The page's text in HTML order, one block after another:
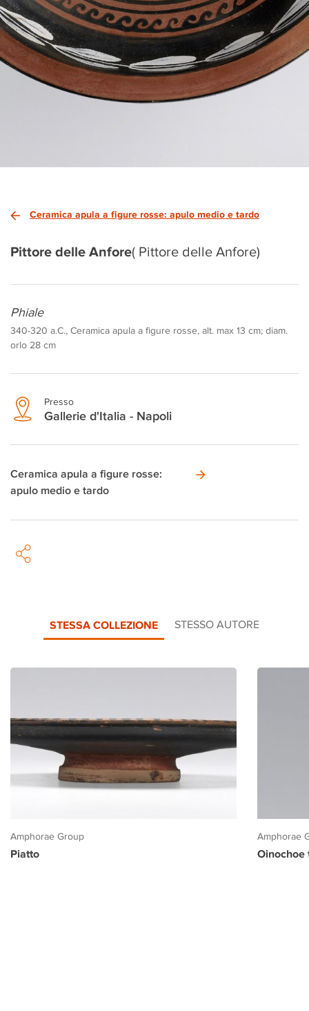
Ceramica apula a figure rosse: apulo medio e tardo
Pittore delle Anfore( Pittore delle Anfore)
Phiale
340-320 a.C., Ceramica apula a figure rosse, alt. max 13 cm; diam.
orlo 28 cm
Presso
Gallerie d'Italia - Napoli
Ceramica apula a figure rosse:
apulo medio e tardo
STESSA COLLEZIONE STESSO AUTORE
Amphorae Group
Piatto
Amphorae
Oinochoe